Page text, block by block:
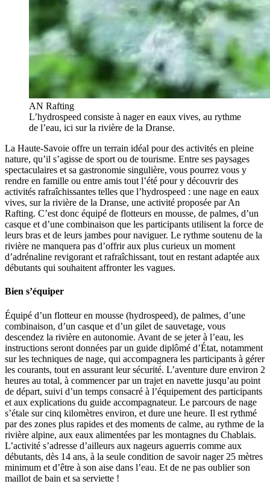
AN Rafting
L’hydrospeed consiste à nager en eaux vives, au rythme
de l’eau, ici sur la rivière de la Dranse.
La Haute-Savoie offre un terrain idéal pour des activités en pleine
nature, qu’il s’agisse de sport ou de tourisme. Entre ses paysages
spectaculaires et sa gastronomie singulière, vous pourrez vous y
rendre en famille ou entre amis tout l’été pour y découvrir des
activités rafraîchissantes telles que l’hydrospeed : une nage en eaux
vives, sur la rivière de la Dranse, une activité proposée par An
Rafting. C’est donc équipé de flotteurs en mousse, de palmes, d’un
casque et d’une combinaison que les participants utilisent la force de
leurs bras et de leurs jambes pour naviguer. Le rythme soutenu de la
rivière ne manquera pas d’offrir aux plus curieux un moment
d’adrénaline revigorant et rafraîchissant, tout en restant adaptée aux
débutants qui souhaitent affronter les vagues.
Bien s’équiper
Équipé d’un flotteur en mousse (hydrospeed), de palmes, d’une
combinaison, d’un casque et d’un gilet de sauvetage, vous
descendez la rivière en autonomie. Avant de se jeter à l’eau, les
instructions seront données par un guide diplômé d’État, notamment
sur les techniques de nage, qui accompagnera les participants à gérer
les courants, tout en assurant leur sécurité. L’aventure dure environ 2
heures au total, à commencer par un trajet en navette jusqu’au point
de départ, suivi d’un temps consacré à l’équipement des participants
et aux explications du guide accompagnateur. Le parcours de nage
s’étale sur cinq kilomètres environ, et dure une heure. Il est rythmé
par des zones plus rapides et des moments de calme, au rythme de la
rivière alpine, aux eaux alimentées par les montagnes du Chablais.
L’activité s’adresse d’ailleurs aux nageurs aguerris comme aux
débutants, dès 14 ans, à la seule condition de savoir nager 25 mètres
minimum et d’être à son aise dans l’eau. Et de ne pas oublier son
maillot de bain et sa serviette !